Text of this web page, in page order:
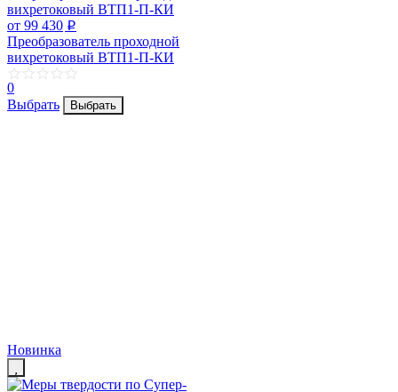
от 99 430 p
Преобразователь проходной
вихретоковый ВТП1-П-КИ
0
Выбрать
Выбрать
Новинка